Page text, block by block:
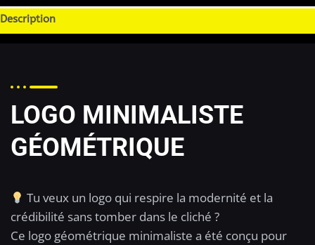
Description
LOGO MINIMALISTE
GÉOMÉTRIQUE
Tu veux un logo qui respire la modernité et la
crédibilité sans tomber dans le cliché ?
Ce logo géométrique minimaliste a été conçu pour